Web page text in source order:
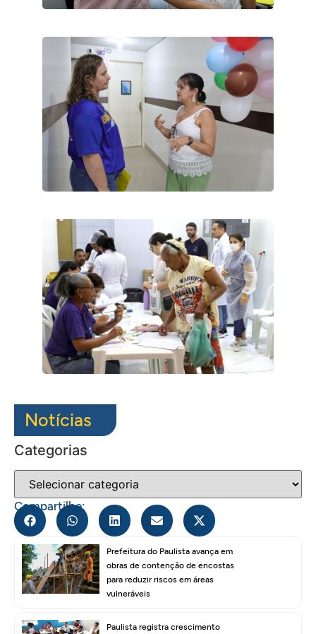
Notícias
Categorias
Compartilhe:
Prefeitura do Paulista avança em
obras de contenção de encostas
para reduzir riscos em áreas
vulneráveis
Paulista registra crescimento